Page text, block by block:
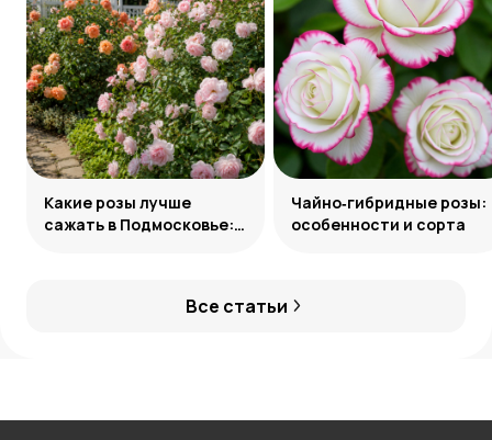
Все статьи
Какие розы лучше
сажать в Подмосковье:
Чайно‑гибридные розы:
особенности и сорта